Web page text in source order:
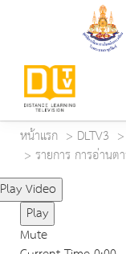
หน้าแรก DLTV3
รายการ การอ่าน
Play Video
Play
Mute